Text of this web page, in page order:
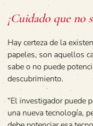
¡Cuidado que no
Hay certeza de la
papeles, son aquellos
sabe o no puede
descubrimiento.
“El investigador puede
una nueva tecnología,